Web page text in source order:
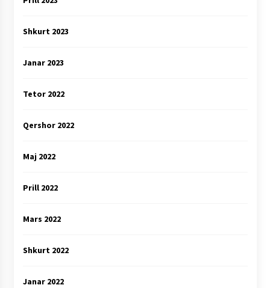
Shkurt 2023
Janar 2023
Tetor 2022
Qershor 2022
Maj 2022
Prill 2022
Mars 2022
Shkurt 2022
Janar 2022